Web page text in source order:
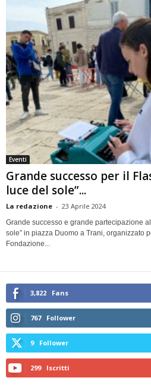
Eventi
Grande successo per il
luce del sole”...
La redazione - 23 Aprile 2024
Grande successo e grande partecipazione
sole” in piazza Duomo a Trani, organizzato
Fondazione...
3,822 Fans
767 Follower
9 Follower
299 Iscritti